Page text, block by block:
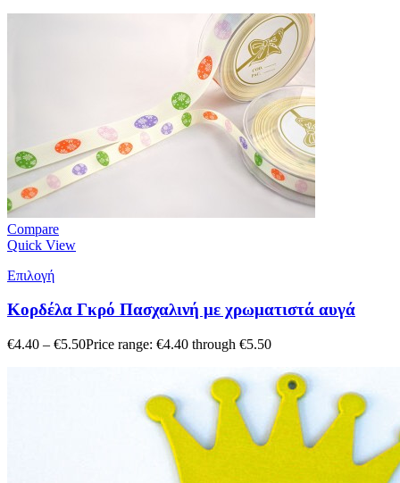
Compare
Quick View
Επιλογή
Κορδέλα Γκρό Πασχαλινή με χρωματιστά αυγά
€4.40 – €5.50Price range: €4.40 through €5.50